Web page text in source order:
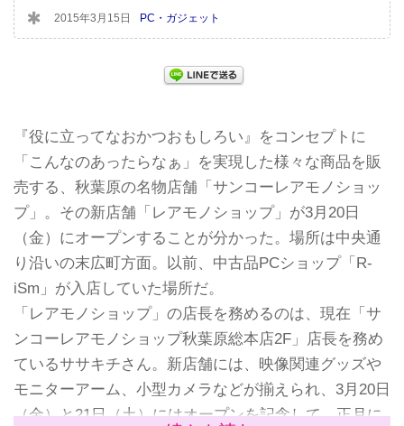
2015年3月15日 PC・ガジェット
『役に立ってなおかつおもしろい』をコンセプトに
「こんなのあったらなぁ」を実現した様々な商品を販
売する、秋葉原の名物店舗「サンコーレアモノショッ
プ」。その新店舗「レアモノショップ」が3月20日
（金）にオープンすることが分かった。場所は中央通
り沿いの末広町方面。以前、中古品PCショップ「R-
iSm」が入店していた場所だ。
「レアモノショップ」の店長を務めるのは、現在「サ
ンコーレアモノショップ秋葉原総本店2F」店長を務め
ているササキチさん。新店舗には、映像関連グッズや
モニターアーム、小型カメラなどが揃えられ、3月20日
（金）と21日（土）にはオープンを記念して、正月に